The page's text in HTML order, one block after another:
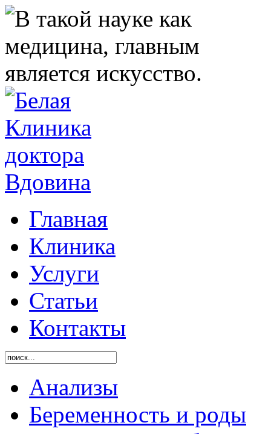
Главная
Клиника
Услуги
Статьи
Контакты
Анализы
Беременность и роды